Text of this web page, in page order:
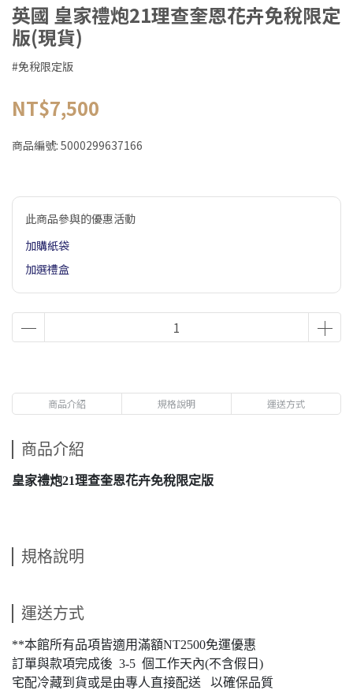
英國 皇家禮炮21理查奎恩花卉免稅限定
版(現貨)
#免稅限定版
NT$7,500
商品編號: 5000299637166
此商品參與的優惠活動
加購紙袋
加選禮盒
商品介紹 規格說明 運送方式
商品介紹
皇家禮炮21理查奎恩花卉免稅限定版
規格說明
運送方式
**本館所有品項皆適用滿額NT2500免運優惠
訂單與款項完成後 3-5 個工作天內(不含假日)
宅配冷藏到貨或是由專人直接配送 以確保品質